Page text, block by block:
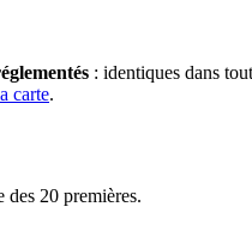
: identiques dans
carte.
20 premières.